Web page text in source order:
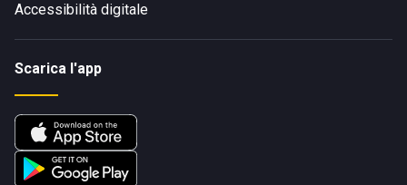
Accessibilità digitale
Scarica l'app